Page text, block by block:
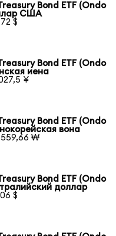
Bond ETF (Ondo
США
$
Bond ETF (Ondo
иена
¥
Bond ETF (Ondo
вона
559,66 ₩
Bond ETF (Ondo
доллар
$